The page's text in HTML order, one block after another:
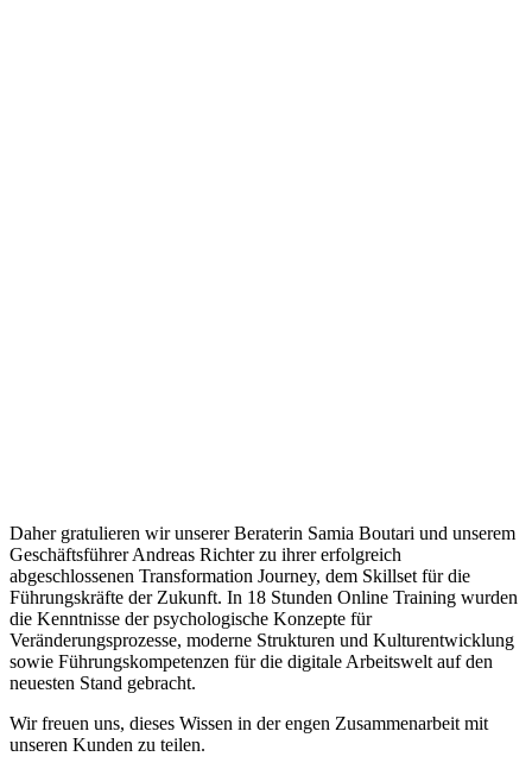
Daher gratulieren wir unserer Beraterin Samia Boutari und unserem
Geschäftsführer Andreas Richter zu ihrer erfolgreich
abgeschlossenen Transformation Journey, dem Skillset für die
Führungskräfte der Zukunft. In 18 Stunden Online Training wurden
die Kenntnisse der psychologische Konzepte für
Veränderungsprozesse, moderne Strukturen und Kulturentwicklung
sowie Führungskompetenzen für die digitale Arbeitswelt auf den
neuesten Stand gebracht.
Wir freuen uns, dieses Wissen in der engen Zusammenarbeit mit
unseren Kunden zu teilen.